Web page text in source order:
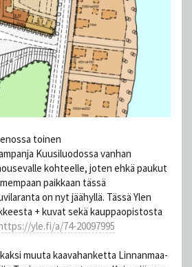
toinen
Kuusiluodossa vanhan
kohteelle, joten ehkä paukut
paikkaan tässä
on nyt jäähyllä. Tässä Ylen
+ kuvat sekä kauppaopistosta
yle.fi/a/74-20097995
muuta kaavahanketta Linnanmaa-